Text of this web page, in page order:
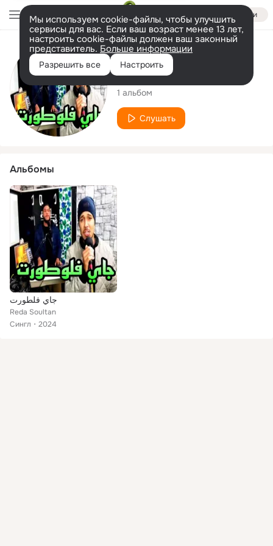
Войти
Мы используем cookie-файлы, чтобы улучшить
сервисы для вас. Если ваш возраст менее 13 лет,
настроить cookie-файлы должен ваш законный
представитель. Больше информации
Разрешить все Настроить
Исполнитель
Reda Soultan
1 альбом
Слушать
Альбомы
جاي فلطورت
Reda Soultan
Сингл
2024